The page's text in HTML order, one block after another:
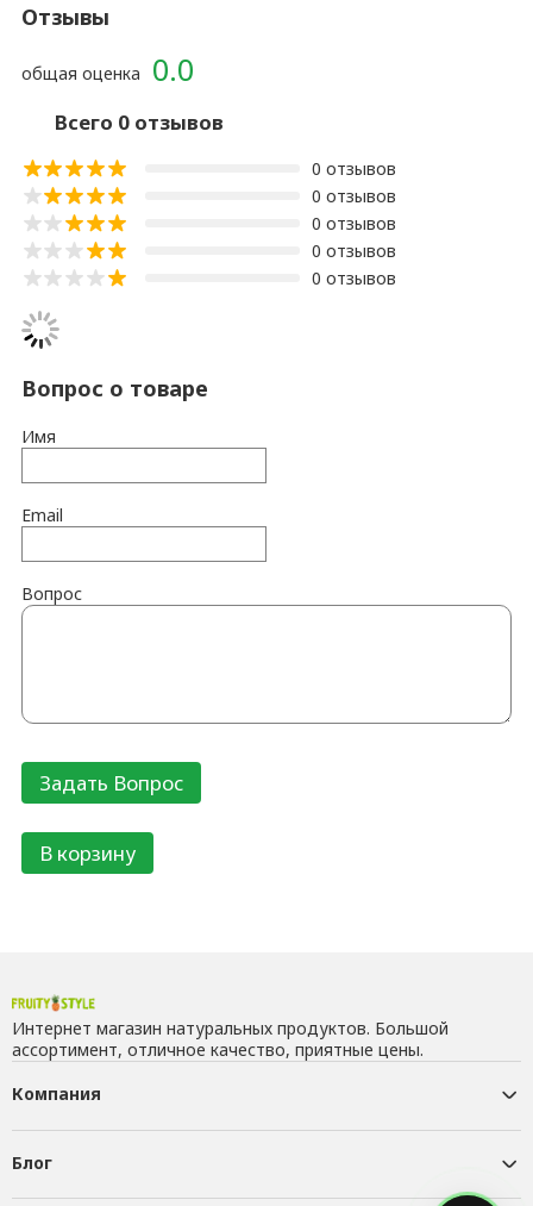
Отзывы
0.0
общая оценка
Всего 0 отзывов
0 отзывов
0 отзывов
0 отзывов
0 отзывов
0 отзывов
Вопрос о товаре
Имя
Email
Вопрос
В корзину
Интернет магазин натуральных продуктов. Большой
ассортимент, отличное качество, приятные цены.
Компания
Блог